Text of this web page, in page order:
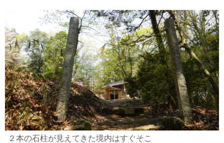
２本の石柱が見えてきた境内はすぐそこ